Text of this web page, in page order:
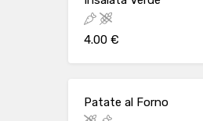
4.00 €
Patate al Forno